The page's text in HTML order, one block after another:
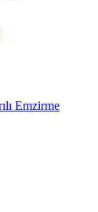
Emzirme